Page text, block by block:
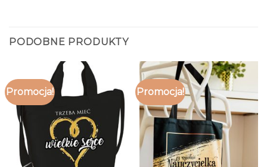
PODOBNE PRODUKTY
Promocja! Promocja!